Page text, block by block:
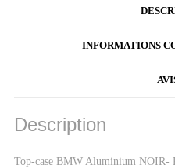
INFORMATIONS
Description
Top-case BMW Aluminium NOIR-